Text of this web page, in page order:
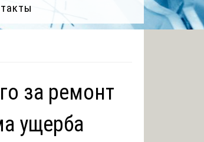
за ремонт
ущерба